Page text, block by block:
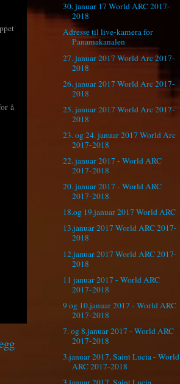
å
30. januar 17 World ARC 2017-
2018
Adresse til live-kamera for
Panamakanalen
27. januar 2017 World Arc 2017-
2018
26. januar 2017 World Arc 2017-
2018
25. januar 2017 World Arc 2017-
2018
23. og 24. januar 2017 World Arc
2017-2018
22. januar 2017 - World ARC
2017-2018
20. januar 2017 - World ARC
2017-2018
18.og 19.januar 2017 World ARC
13.januar 2017 World ARC 2017-
2018
12.januar 2017 World ARC 2017-
2018
11 januar 2017 - World ARC
2017-2018
9 og 10.januar 2017 - World ARC
2017-2018
7. og 8.januar 2017 - World ARC
2017-2018
3.januar 2017, Saint Lucia - World
ARC 2017-2018